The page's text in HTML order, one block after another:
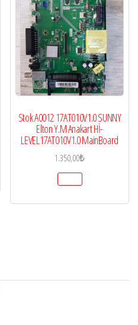
Stok A0012 17AT010V1.0 SUNNY
Elton Y.M Anakart Hİ-
LEVEL17AT010V1.0 MainBoard
1.350,00₺